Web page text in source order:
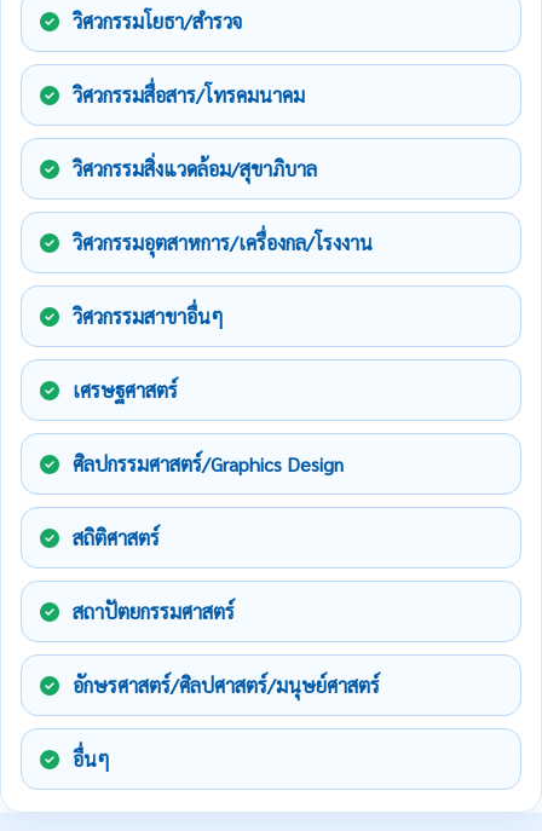
วิศวกรรมโยธา/สำรวจ
วิศวกรรมสื่อสาร/โทรคมนาคม
วิศวกรรมสิ่งแวดล้อม/สุขาภิบาล
วิศวกรรมอุตสาหการ/เครื่องกล/โรงงาน
วิศวกรรมสาขาอื่นๆ
เศรษฐศาสตร์
ศิลปกรรมศาสตร์/Graphics Design
สถิติศาสตร์
สถาปัตยกรรมศาสตร์
อักษรศาสตร์/ศิลปศาสตร์/มนุษย์ศาสตร์
อื่นๆ